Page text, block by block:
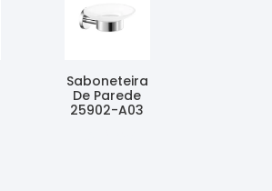
Saboneteira
De Parede
25902-A03